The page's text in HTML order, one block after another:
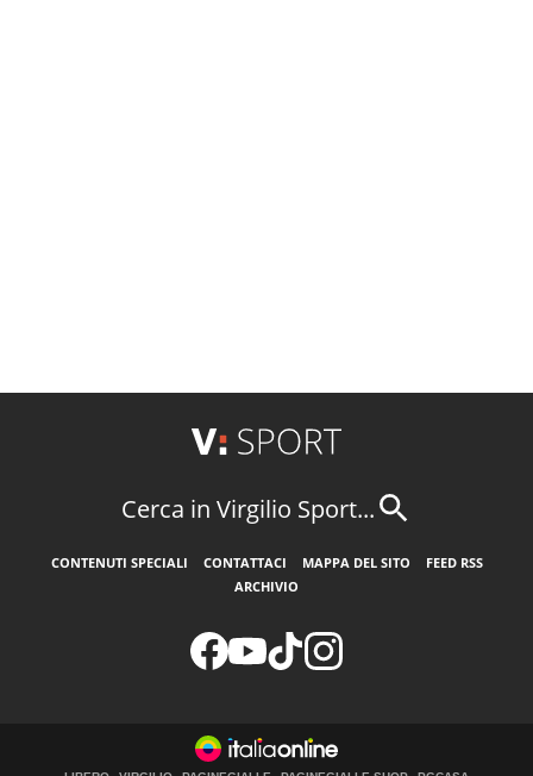
Cerca in Virgilio Sport...
CONTENUTI SPECIALI CONTATTACI MAPPA DEL SITO
FEED RSS
ARCHIVIO